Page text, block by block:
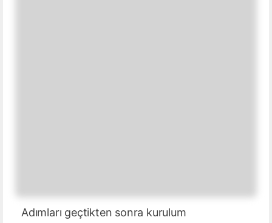
Adımları geçtikten sonra kurulum